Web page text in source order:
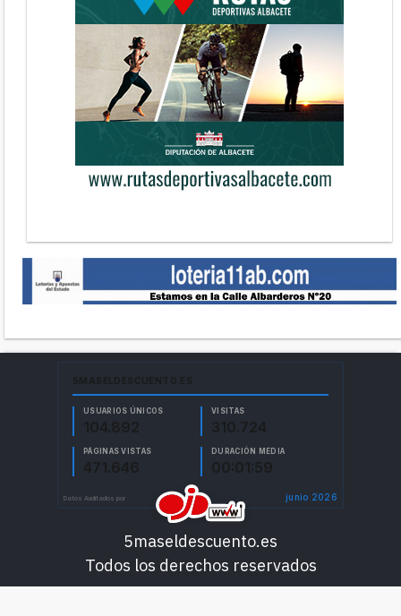
5maseldescuento.es
Todos los derechos reservados